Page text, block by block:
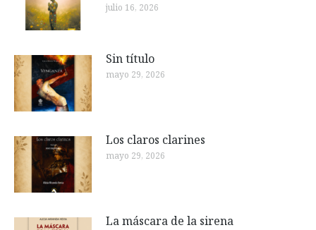
julio 16, 2026
Sin título
mayo 29, 2026
Los claros clarines
mayo 29, 2026
La máscara de la sirena